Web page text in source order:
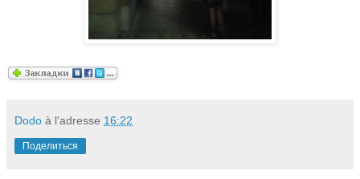
Dodo à l'adresse 16:22
Поделиться